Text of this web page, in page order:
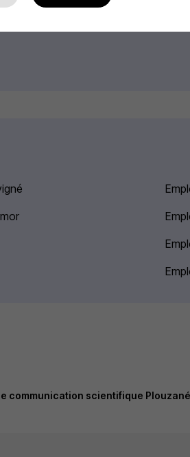
communication scientifique Plouzané